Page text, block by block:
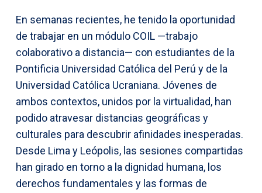
En semanas recientes, he tenido la oportunidad
de trabajar en un módulo COIL —trabajo
colaborativo a distancia— con estudiantes de la
Pontificia Universidad Católica del Perú y de la
Universidad Católica Ucraniana. Jóvenes de
ambos contextos, unidos por la virtualidad, han
podido atravesar distancias geográficas y
culturales para descubrir afinidades inesperadas.
Desde Lima y Leópolis, las sesiones compartidas
han girado en torno a la dignidad humana, los
derechos fundamentales y las formas de